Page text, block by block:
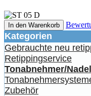
In den Warenkorb
Kategorien
Gebrauchte neu
Retippingservice
Tonabnehmer/
Zubehör